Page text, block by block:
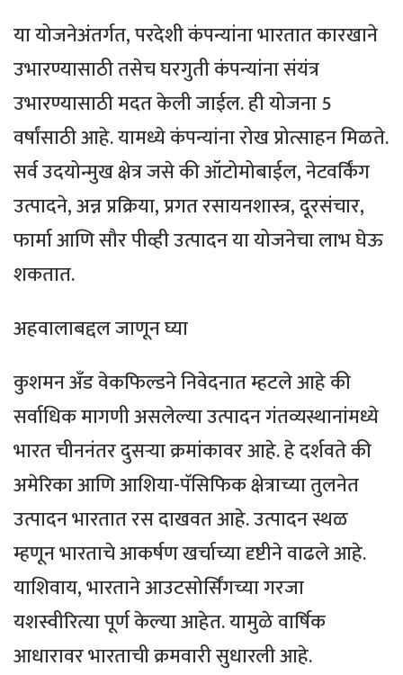
या योजनेअंतर्गत, परदेशी कंपन्यांना भारतात कारखाने
उभारण्यासाठी तसेच घरगुती कंपन्यांना संयंत्र
उभारण्यासाठी मदत केली जाईल. ही योजना 5
वर्षांसाठी आहे. यामध्ये कंपन्यांना रोख प्रोत्साहन मिळते.
सर्व उदयोन्मुख क्षेत्र जसे की ऑटोमोबाईल, नेटवर्किंग
उत्पादने, अन्न प्रक्रिया, प्रगत रसायनशास्त्र, दूरसंचार,
फार्मा आणि सौर पीव्ही उत्पादन या योजनेचा लाभ घेऊ
शकतात.
अहवालाबद्दल जाणून घ्या
कुशमन अँड वेकफिल्डने निवेदनात म्हटले आहे की
सर्वाधिक मागणी असलेल्या उत्पादन गंतव्यस्थानांमध्ये
भारत चीननंतर दुसऱ्या क्रमांकावर आहे. हे दर्शवते की
अमेरिका आणि आशिया-पॅसिफिक क्षेत्राच्या तुलनेत
उत्पादन भारतात रस दाखवत आहे. उत्पादन स्थळ
म्हणून भारताचे आकर्षण खर्चाच्या दृष्टीने वाढले आहे.
याशिवाय, भारताने आउटसोर्सिंगच्या गरजा
यशस्वीरित्या पूर्ण केल्या आहेत. यामुळे वार्षिक
आधारावर भारताची क्रमवारी सुधारली आहे.